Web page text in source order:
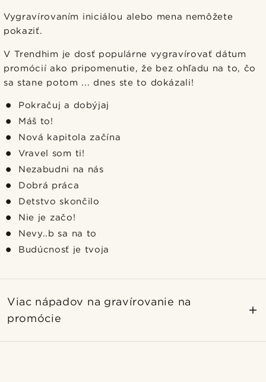
Vygravírovaním iniciálou alebo mena nemôžete
pokaziť.
V Trendhim je dosť populárne vygravírovať dátum
promócií ako pripomenutie, že bez ohľadu na to, čo
sa stane potom ... dnes ste to dokázali!
Pokračuj a dobýjaj
Máš to!
Nová kapitola začína
Vravel som ti!
Nezabudni na nás
Dobrá práca
Detstvo skončilo
Nie je začo!
Nevy..b sa na to
Budúcnosť je tvoja
Viac nápadov na gravírovanie na
promócie